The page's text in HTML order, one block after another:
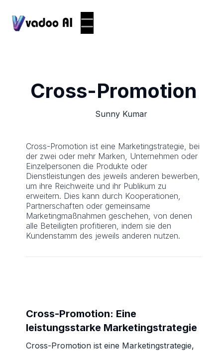
Cross-Promotion
Sunny Kumar
Cross-Promotion ist eine Marketingstrategie, bei
der zwei oder mehr Marken, Unternehmen oder
Einzelpersonen die Produkte oder
Dienstleistungen des jeweils anderen bewerben,
um ihre Reichweite und ihr Publikum zu
erweitern. Dies kann durch Kooperationen,
Partnerschaften oder gemeinsame
Marketingmaßnahmen geschehen, von denen
alle Beteiligten profitieren, indem sie den
Kundenstamm des jeweils anderen nutzen.
Cross-Promotion: Eine
leistungsstarke Marketingstrategie
Cross-Promotion ist eine Marketingstrategie,